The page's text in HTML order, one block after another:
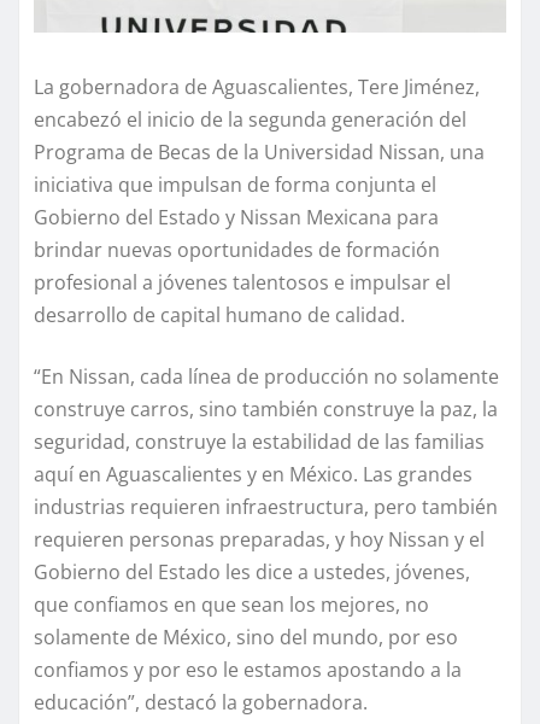
La gobernadora de Aguascalientes, Tere Jiménez,
encabezó el inicio de la segunda generación del
Programa de Becas de la Universidad Nissan, una
iniciativa que impulsan de forma conjunta el
Gobierno del Estado y Nissan Mexicana para
brindar nuevas oportunidades de formación
profesional a jóvenes talentosos e impulsar el
desarrollo de capital humano de calidad.
“En Nissan, cada línea de producción no solamente
construye carros, sino también construye la paz, la
seguridad, construye la estabilidad de las familias
aquí en Aguascalientes y en México. Las grandes
industrias requieren infraestructura, pero también
requieren personas preparadas, y hoy Nissan y el
Gobierno del Estado les dice a ustedes, jóvenes,
que confiamos en que sean los mejores, no
solamente de México, sino del mundo, por eso
confiamos y por eso le estamos apostando a la
educación”, destacó la gobernadora.